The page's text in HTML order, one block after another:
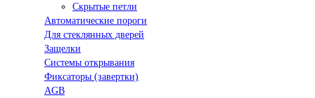
Скрытые петли
Автоматические пороги
Для стеклянных дверей
Защелки
Системы открывания
Фиксаторы (завертки)
AGB